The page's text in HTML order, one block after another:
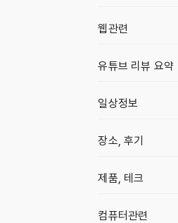
웹관련
유튜브 리뷰 요약
일상정보
장소, 후기
제품, 테크
컴퓨터관련